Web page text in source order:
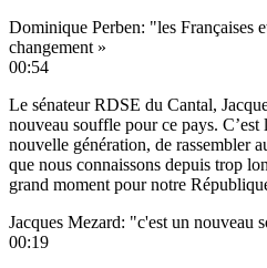
Dominique Perben: "les Françaises
changement »
00:54
Le sénateur RDSE du Cantal,
nouveau souffle pour ce pays. C’est
nouvelle génération, de rassembler
que nous connaissons depuis trop
grand moment pour notre
Jacques Mezard: "c'est un nouveau
00:19